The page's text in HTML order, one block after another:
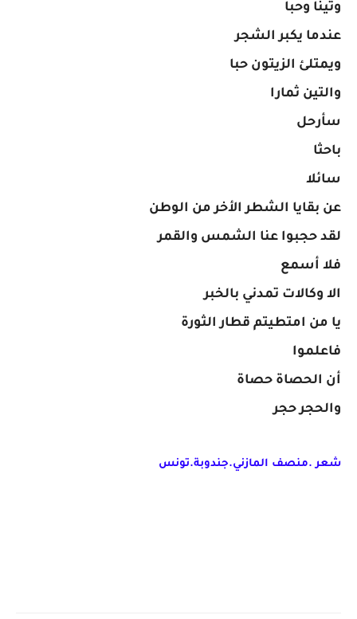
وتينا وحبا
عندما يكبر الشجر
ويمتلئ الزيتون حبا
والتين ثمارا
سأرحل
باحثا
سائلا
عن بقايا الشطر الأخر من الوطن
لقد حجبوا عنا الشمس والقمر
فلا أسمع
الا وكالات تمدني بالخبر
يا من امتطيتم قطار الثورة
فاعلموا
أن الحصاة حصاة
والحجر حجر
شعر .منصف المازني.جندوبة.تونس